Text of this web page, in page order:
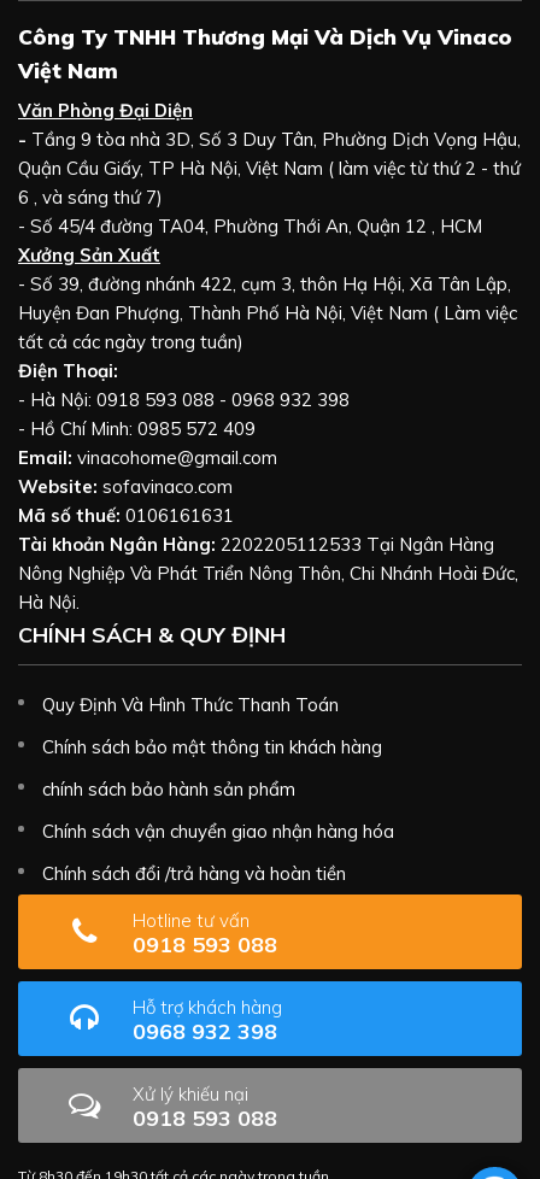
Công Ty TNHH Thương Mại Và Dịch Vụ Vinaco
Việt Nam
Văn Phòng Đại Diện
- Tầng 9 tòa nhà 3D, Số 3 Duy Tân, Phường Dịch Vọng Hậu,
Quận Cầu Giấy, TP Hà Nội, Việt Nam ( làm việc từ thứ 2 - thứ
6 , và sáng thứ 7)
- Số 45/4 đường TA04, Phường Thới An, Quận 12 , HCM
Xưởng Sản Xuất
- Số 39, đường nhánh 422, cụm 3, thôn Hạ Hội, Xã Tân Lập,
Huyện Đan Phượng, Thành Phố Hà Nội, Việt Nam ( Làm việc
tất cả các ngày trong tuần)
Điện Thoại:
- Hà Nội: 0918 593 088 - 0968 932 398
- Hồ Chí Minh: 0985 572 409
Email: vinacohome@gmail.com
Website: sofavinaco.com
Mã số thuế: 0106161631
Tài khoản Ngân Hàng: 2202205112533 Tại Ngân Hàng
Nông Nghiệp Và Phát Triển Nông Thôn, Chi Nhánh Hoài Đức,
Hà Nội.
CHÍNH SÁCH & QUY ĐỊNH
Quy Định Và Hình Thức Thanh Toán
Chính sách bảo mật thông tin khách hàng
chính sách bảo hành sản phẩm
Chính sách vận chuyển giao nhận hàng hóa
Chính sách đổi /trả hàng và hoàn tiền
Hotline tư vấn
0918 593 088
Hỗ trợ khách hàng
0968 932 398
Xử lý khiếu nại
0918 593 088